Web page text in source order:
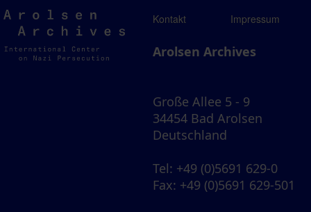
Arolsen
Archives
Kontakt Impressum
Arolsen Archives
Große Allee 5 - 9
34454 Bad Arolsen
Deutschland
Tel: +49 (0)5691 629-0
Fax: +49 (0)5691 629-501